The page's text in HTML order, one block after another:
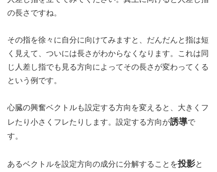
の長さですね。
その指を徐々に自分に向けてみますと、だんだんと指は短
く見えて、ついには長さがわからなくなります。これは同
じ人差し指でも見る方向によってその長さが変わってくる
という例です。
心臓の興奮ベクトルも設定する方向を変えると、大きくフ
レたり小さくフレたりします。設定する方向が誘導で
す。
あるベクトルを設定方向の成分に分解することを投影と